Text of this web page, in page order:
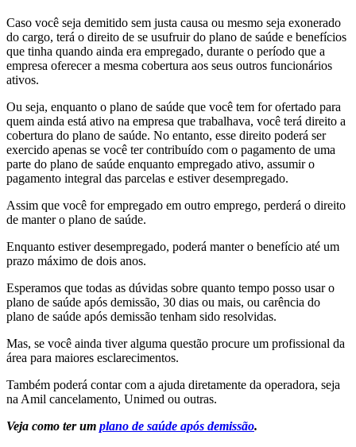
Caso você seja demitido sem justa causa ou mesmo seja exonerado
do cargo, terá o direito de se usufruir do plano de saúde e benefícios
que tinha quando ainda era empregado, durante o período que a
empresa oferecer a mesma cobertura aos seus outros funcionários
ativos.
Ou seja, enquanto o plano de saúde que você tem for ofertado para
quem ainda está ativo na empresa que trabalhava, você terá direito a
cobertura do plano de saúde. No entanto, esse direito poderá ser
exercido apenas se você ter contribuído com o pagamento de uma
parte do plano de saúde enquanto empregado ativo, assumir o
pagamento integral das parcelas e estiver desempregado.
Assim que você for empregado em outro emprego, perderá o direito
de manter o plano de saúde.
Enquanto estiver desempregado, poderá manter o benefício até um
prazo máximo de dois anos.
Esperamos que todas as dúvidas sobre quanto tempo posso usar o
plano de saúde após demissão, 30 dias ou mais, ou carência do
plano de saúde após demissão tenham sido resolvidas.
Mas, se você ainda tiver alguma questão procure um profissional da
área para maiores esclarecimentos.
Também poderá contar com a ajuda diretamente da operadora, seja
na Amil cancelamento, Unimed ou outras.
Veja como ter um plano de saúde após demissão.